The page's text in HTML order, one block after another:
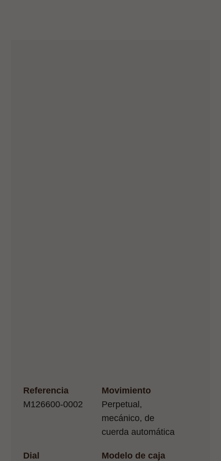
Referencia
M126600-0002
Movimiento
Perpetual,
mecánico, de
cuerda automática
Dial
Modelo de caja